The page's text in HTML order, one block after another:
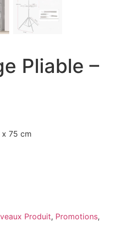
Pliable –
x 75 cm
Produit, Promotions,